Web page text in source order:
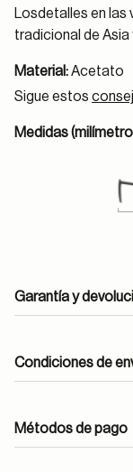
Losdetalles en las
tradicional de
Material:Acetato
Sigue estos
Medidas
Garantía y
Condiciones de
Métodos de pago